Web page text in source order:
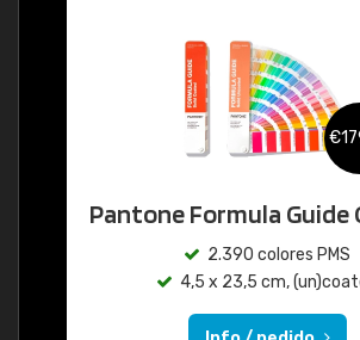
Pantone Formula Guide
2.390 colores PMS
4,5 x 23,5 cm,